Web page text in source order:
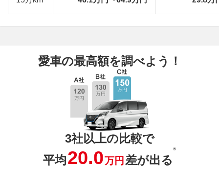
愛車の最高額を調べよう！
3社以上の比較で
平均20.0万円 差が出る
※